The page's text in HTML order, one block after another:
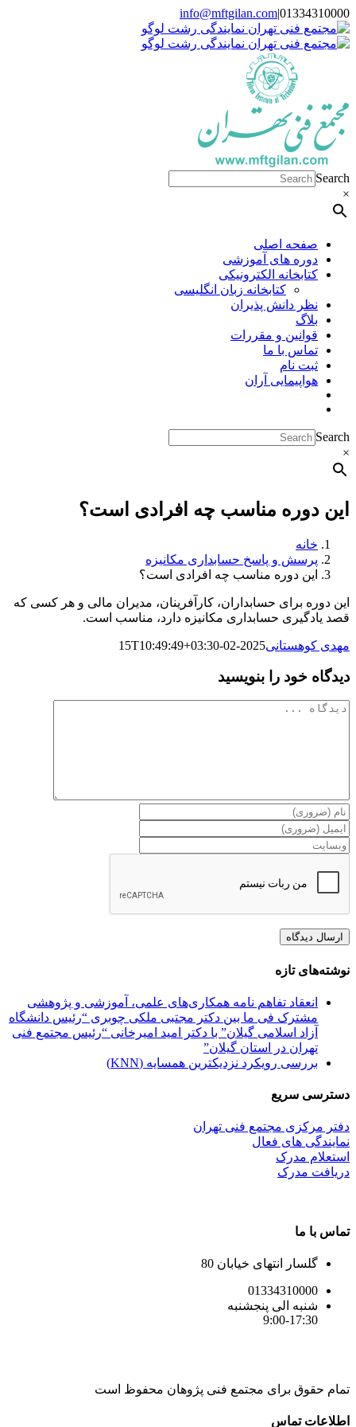
Skip
to
content
01334310000
|
info@mftgilan.com
Instagram
LinkedIn
Search
×
صفحه اصلی
دوره های آموزشی
کتابخانه الکترونیکی
کتابخانه زبان انگلیسی
نظر دانش پذیران
بلاگ
قوانین و مقررات
تماس با ما
ثبت نام
هواپیمایی آران
Search
×
این دوره مناسب چه افرادی است؟
خانه
پرسش و پاسخ حسابداری مکانیزه
این دوره مناسب چه افرادی است؟
این دوره برای حسابداران، کارآفرینان، مدیران مالی و هر کسی که
قصد یادگیری حسابداری مکانیزه دارد، مناسب است.
مهدی کوهستانی2025-02-15T10:49:49+03:30
دیدگاه خود را بنویسید
دیدگاه
نوشته‌های تازه
انعقاد تفاهم نامه همکاری‌های علمی، آموزشی و پژوهشی
مشترک فی ما بین دکتر مجتبی ملکی چوبری “رئیس دانشگاه
آزاد اسلامی گیلان” با دکتر امید امیرخانی “رئیس مجتمع فنی
تهران در استان گیلان”
بررسی رویکرد نزدیکترین همسایه (KNN)
دسترسی سریع
دفتر مرکزی مجتمع فنی تهران
نمایندگی های فعال
استعلام مدرک
دریافت مدرک
تماس با ما
گلسار انتهای خیابان 80
01334310000
شنبه الی پنجشنبه
9:00-17:30
تمام حقوق برای مجتمع فنی پژوهان محفوظ است
Instagram
LinkedIn
Toggle
اطلاعات تماس